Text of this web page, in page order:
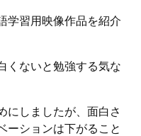
学習用映像作品を紹介
くないと勉強する気な
にしましたが、面白さ
ーションは下がること